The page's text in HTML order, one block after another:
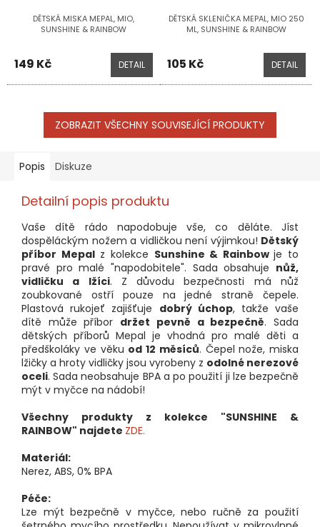
DĚTSKÁ MISKA MEPAL, MIO,
SUNSHINE & RAINBOW
149 Kč DETAIL
DĚTSKÁ SKLENIČKA MEPAL, MIO 250
ML, SUNSHINE & RAINBOW
105 Kč DETAIL
ZOBRAZIT VŠECHNY SOUVISEJÍCÍ PRODUKTY
Popis Diskuze
Detailní popis produktu
Vaše dítě rádo napodobuje vše, co děláte. Jíst
dospěláckým nožem a vidličkou není výjimkou! Dětský
příbor Mepalz kolekce Sunshine & Rainbowje to
pravé pro malé "napodobitele". Sada obsahuje nůž,
vidličku a lžíci. Z důvodu bezpečnosti má nůž
zoubkované ostří pouze na jedné straně čepele.
Plastová rukojeť zajišťuje dobrý úchop, takže vaše
dítě může příbor držet pevně a bezpečně. Sada
dětských příborů Mepal je vhodná pro malé děti a
předškoláky ve věku od 12 měsíců. Čepel nože, miska
lžičky a hroty vidličky jsou vyrobeny z odolné nerezové
oceli. Sada neobsahuje BPA a po použití ji lze bezpečně
mýt v myčce na nádobí!
Všechny produkty z kolekce "SUNSHINE &
RAINBOW" najdete ZDE.
Materiál:
Nerez, ABS, 0% BPA
Péče:
Lze mýt bezpečně v myčce, nebo ručně za použití